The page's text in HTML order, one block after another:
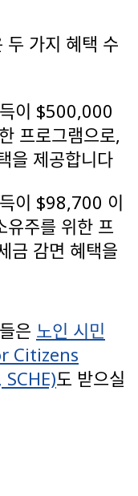
두 가지 혜택 수
이 $500,000
프로그램으로,
을 제공합니다
이 $98,700 이
주를 위한 프
금 감면 혜택을
은 노인 시민
Citizens
도 받으실